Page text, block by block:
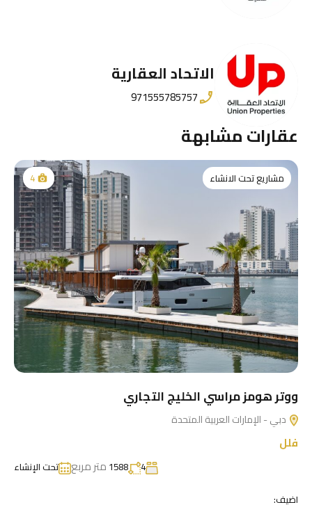
الاتحاد العقارية
971555785757
عقارات مشابهة
مشاريع تحت الانشاء 4
ووتر هومز مراسي الخليج التجاري
دبي - الإمارات العربية المتحدة
فلل
4
1588 متر مربع
تحت الإنشاء
اضيف: